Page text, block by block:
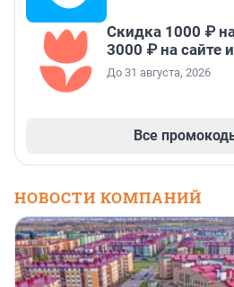
Скидка 1000 ₽
3000 ₽ на сайте
До 31 августа, 2026
Все
НОВОСТИ КОМПАНИЙ